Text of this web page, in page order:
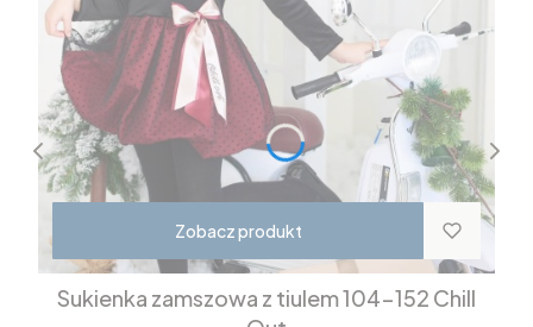
Zobacz produkt
Sukienka zamszowa z tiulem 104-152 Chill